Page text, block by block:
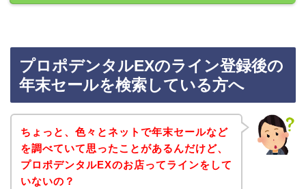
プロポデンタルEXのライン登録後の
年末セールを検索している方へ
ちょっと、色々とネットで年末セールなど
を調べていて思ったことがあるんだけど、
プロポデンタルEXのお店ってラインをして
いないの？